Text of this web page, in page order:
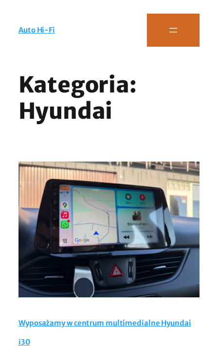
Auto Hi-Fi
Kategoria:
Hyundai
Wyposażamy w centrum multimedialne Hyundai
i30